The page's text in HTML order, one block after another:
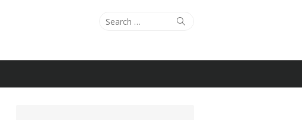
Search
Search